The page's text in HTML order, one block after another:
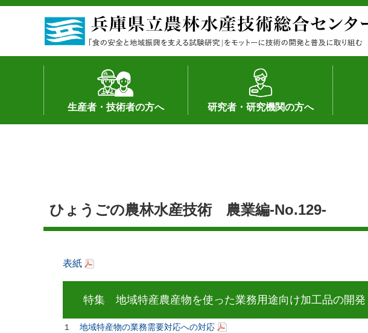
生産者・技術者の方へ
土地利用型作物
野菜
果樹・花き
加工・流通
経営･現地情報
環境病害虫
畜産
森林林業
水産
基幹種雄牛の紹介
研究者・研究機関の方へ
研究者の紹介
シーズ研究の成果
産学官連携
知的財産の保有状況（特許）
知的財産の保有状況（品種）
研究員の受入
研究活動不正行為への対応
公的研究資金への対応 作物
畜産
森林
病害
食品
水産
作物
病害
畜産
水産
バイ
食品
森林
ひょうごの農林水産技術 農業編-No.129-
表紙
特集 地域特産農産物を使った業務用途向け加工品の開発
１ 地域特産物の業務需要対応への対応